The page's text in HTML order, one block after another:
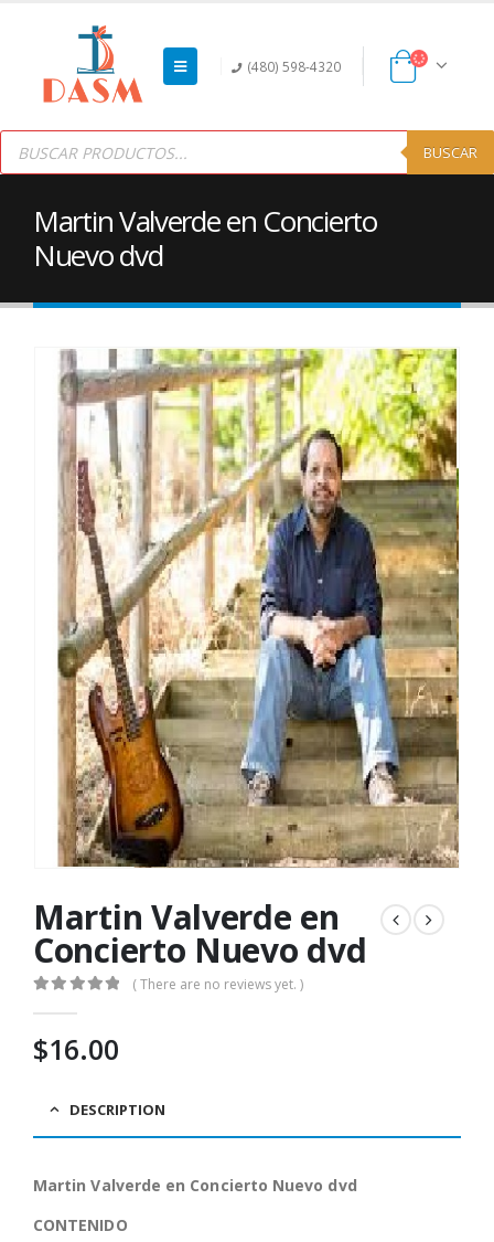
(480) 598-4320
Products
search BUSCAR
Martin Valverde en Concierto
Nuevo dvd
Martin Valverde en
Concierto Nuevo dvd
( There are no reviews yet. )
$16.00
DESCRIPTION
Martin Valverde en Concierto Nuevo dvd
CONTENIDO